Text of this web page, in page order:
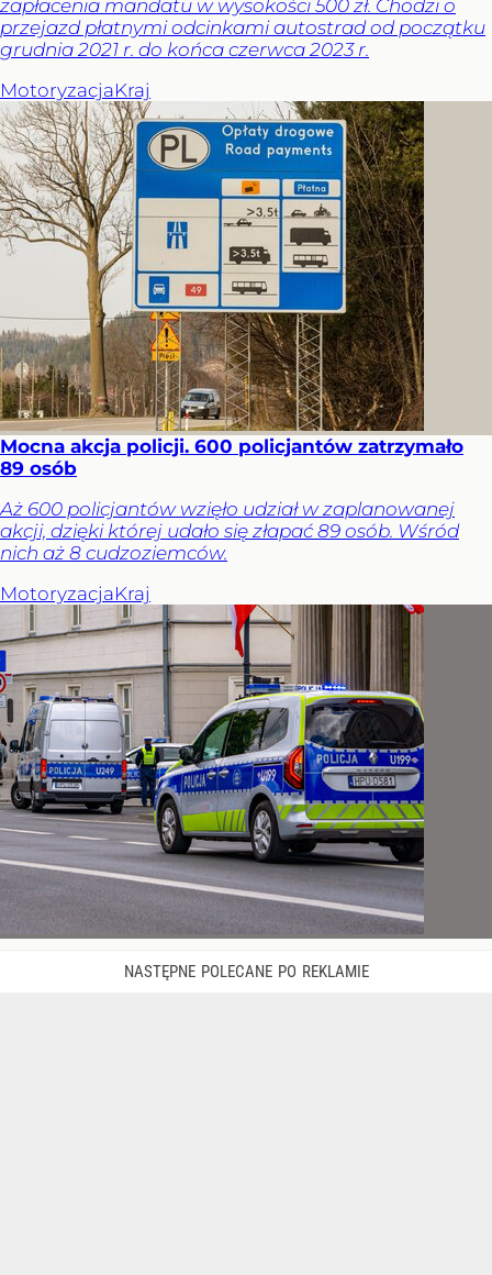
zapłacenia mandatu w wysokości 500 zł. Chodzi o
przejazd płatnymi odcinkami autostrad od początku
grudnia 2021 r. do końca czerwca 2023 r.
MotoryzacjaKraj
Mocna akcja policji. 600 policjantów zatrzymało
89 osób
Aż 600 policjantów wzięło udział w zaplanowanej
akcji, dzięki której udało się złapać 89 osób. Wśród
nich aż 8 cudzoziemców.
MotoryzacjaKraj